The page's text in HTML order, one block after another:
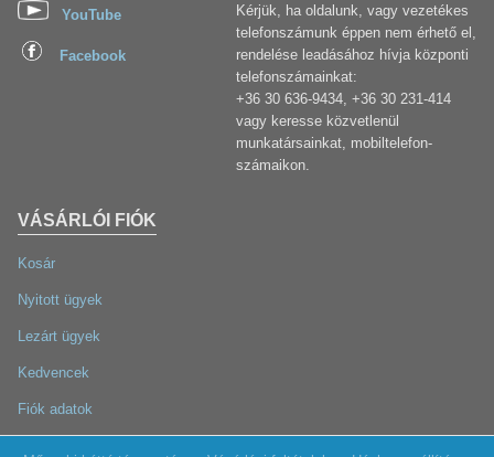
VÁSÁRLÓI FIÓK
Kosár
Nyitott ügyek
Lezárt ügyek
Kedvencek
Fiók adatok
YouTube
Facebook
Kérjük, ha oldalunk, vagy vezetékes
telefonszámunk éppen nem érhető el,
rendelése leadásához hívja központi
telefonszámainkat:
+36 30 636-9434, +36 30 231-414
vagy keresse közvetlenül
munkatársainkat, mobiltelefon-
számaikon.